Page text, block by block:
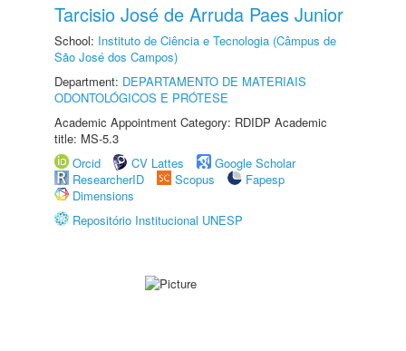
Tarcisio José de Arruda Paes Junior
School: Instituto de Ciência e Tecnologia (Câmpus de
São José dos Campos)
Department: DEPARTAMENTO DE MATERIAIS
ODONTOLÓGICOS E PRÓTESE
Academic Appointment Category: RDIDP Academic
title: MS-5.3
Orcid
CV Lattes
Google Scholar
ResearcherID
Scopus
Fapesp
Dimensions
Repositório Institucional UNESP